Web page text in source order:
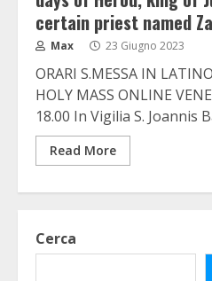
certain priest named
Max 23 Giugno 2023
ORARI S.MESSA IN
HOLY MASS ONLINE
18.00 In Vigilia S. Joannis
Read More
Cerca